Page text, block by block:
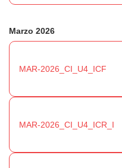
Marzo 2026
MAR-2026_CI_U4_ICF
MAR-2026_CI_U4_ICR_I